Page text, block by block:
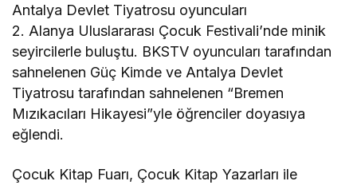
Antalya Devlet Tiyatrosu oyuncuları
2. Alanya Uluslararası Çocuk Festivali’nde minik
seyircilerle buluştu. BKSTV oyuncuları tarafından
sahnelenen Güç Kimde ve Antalya Devlet
Tiyatrosu tarafından sahnelenen “Bremen
Mızıkacıları Hikayesi”yle öğrenciler doyasıya
eğlendi.
Çocuk Kitap Fuarı, Çocuk Kitap Yazarları ile